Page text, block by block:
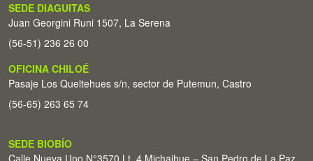
SEDE DIAGUITAS
Juan Georgini Runi 1507, La Serena
(56-51) 236 26 00
OFICINA CHILOÉ
Pasaje Los Queltehues s/n, sector de Putemun, Castro
(56-65) 263 65 74
SEDE BIOBÍO
Calle Nueva Uno N°3570 Lt. 4 Michaihue – San Pedro de La Paz,